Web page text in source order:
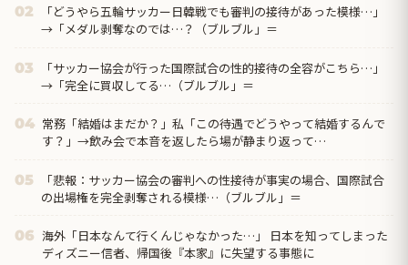
02
「どうやら五輪サッカー日韓戦でも審判の接待があった模様…」
→「メダル剥奪なのでは…？（ブルブル」＝
03
「サッカー協会が行った国際試合の性的接待の全容がこちら…」
→「完全に買収してる…（ブルブル」＝
04 常務「結婚はまだか？」私「この待遇でどうやって結婚するんで
す？」→飲み会で本音を返したら場が静まり返って…
05
「悲報：サッカー協会の審判への性接待が事実の場合、国際試合
の出場権を完全剥奪される模様…（ブルブル」＝
06 海外「日本なんて行くんじゃなかった…」 日本を知ってしまった
ディズニー信者、帰国後『本家』に失望する事態に